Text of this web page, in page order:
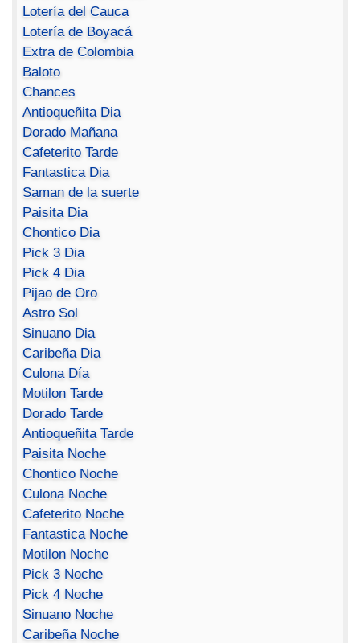
Lotería del Cauca
Lotería de Boyacá
Extra de Colombia
Baloto
Chances
Antioqueñita Dia
Dorado Mañana
Cafeterito Tarde
Fantastica Dia
Saman de la suerte
Paisita Dia
Chontico Dia
Pick 3 Dia
Pick 4 Dia
Pijao de Oro
Astro Sol
Sinuano Dia
Caribeña Dia
Culona Día
Motilon Tarde
Dorado Tarde
Antioqueñita Tarde
Paisita Noche
Chontico Noche
Culona Noche
Cafeterito Noche
Fantastica Noche
Motilon Noche
Pick 3 Noche
Pick 4 Noche
Sinuano Noche
Caribeña Noche